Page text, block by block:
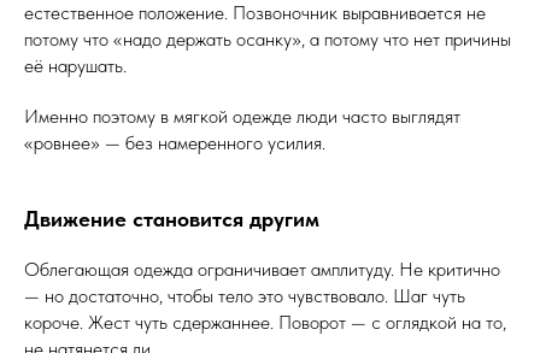
естественное положение. Позвоночник выравнивается не
потому что «надо держать осанку», а потому что нет причины
её нарушать.
Именно поэтому в мягкой одежде люди часто выглядят
«ровнее» — без намеренного усилия.
Движение становится другим
Облегающая одежда ограничивает амплитуду. Не критично
— но достаточно, чтобы тело это чувствовало. Шаг чуть
короче. Жест чуть сдержаннее. Поворот — с оглядкой на то,